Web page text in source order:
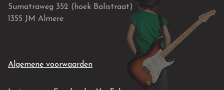
Sumatraweg 352 (hoek Balistraat)
1355 JM Almere
Algemene voorwaarden